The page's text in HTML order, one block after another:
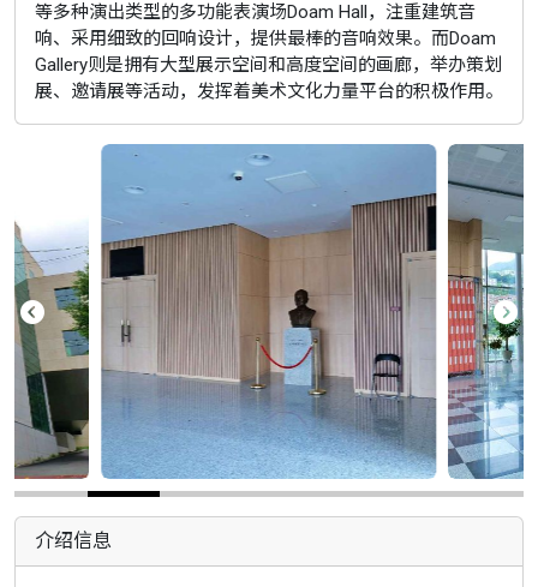
等多种演出类型的多功能表演场Doam Hall，注重建筑音
响、采用细致的回响设计，提供最棒的音响效果。而Doam
Gallery则是拥有大型展示空间和高度空间的画廊，举办策划
展、邀请展等活动，发挥着美术文化力量平台的积极作用。
介绍信息